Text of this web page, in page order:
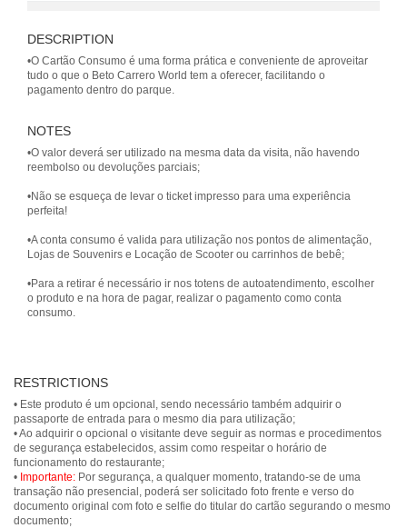
DESCRIPTION
•O Cartão Consumo é uma forma prática e conveniente de aproveitar
tudo o que o Beto Carrero World tem a oferecer, facilitando o
pagamento dentro do parque.
NOTES
•O valor deverá ser utilizado na mesma data da visita, não havendo
reembolso ou devoluções parciais;
•Não se esqueça de levar o ticket impresso para uma experiência
perfeita!
•A conta consumo é valida para utilização nos pontos de alimentação,
Lojas de Souvenirs e Locação de Scooter ou carrinhos de bebê;
•Para a retirar é necessário ir nos totens de autoatendimento, escolher
o produto e na hora de pagar, realizar o pagamento como conta
consumo.
RESTRICTIONS
• Este produto é um opcional, sendo necessário também adquirir o
passaporte de entrada para o mesmo dia para utilização;
• Ao adquirir o opcional o visitante deve seguir as normas e procedimentos
de segurança estabelecidos, assim como respeitar o horário de
funcionamento do restaurante;
• Importante: Por segurança, a qualquer momento, tratando-se de uma
transação não presencial, poderá ser solicitado foto frente e verso do
documento original com foto e selfie do titular do cartão segurando o mesmo
documento;